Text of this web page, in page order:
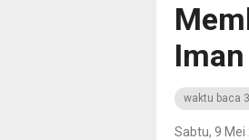
waktu baca
Sabtu, 9 Mei